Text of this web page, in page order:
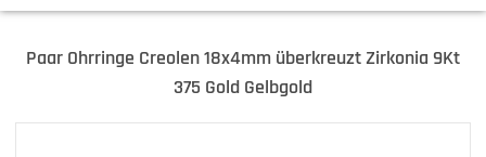
Paar Ohrringe Creolen 18x4mm überkreuzt Zirkonia 9Kt
375 Gold Gelbgold